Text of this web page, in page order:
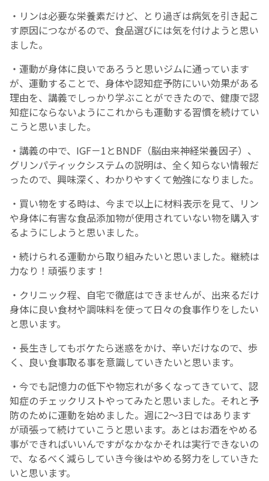
・リンは必要な栄養素だけど、とり過ぎは病気を引き起こ
す原因につながるので、食品選びには気を付けようと思い
ました。
・運動が身体に良いであろうと思いジムに通っています
が、運動することで、身体や認知症予防にいい効果がある
理由を、講義でしっかり学ぶことができたので、健康で認
知症にならないようにこれからも運動する習慣を続けてい
こうと思いました。
・講義の中で、IGF－1とBNDF（脳由来神経栄養因子）、
グリンパティックシステムの説明は、全く知らない情報だ
ったので、興味深く、わかりやすくて勉強になりました。
・買い物をする時は、今まで以上に材料表示を見て、リン
や身体に有害な食品添加物が使用されていない物を購入す
るようにしようと思いました。
・続けられる運動から取り組みたいと思いました。継続は
力なり！頑張ります！
・クリニック程、自宅で徹底はできませんが、出来るだけ
身体に良い食材や調味料を使って日々の食事作りをしたい
と思います。
・長生きしてもボケたら迷惑をかけ、辛いだけなので、歩
く、良い食事取る事を意識していきたいと思います。
・今でも記憶力の低下や物忘れが多くなってきていて、認
知症のチェックリストやってみたと思いました。それと予
防のために運動を始めました。週に2～3日ではあります
が頑張って続けていこうと思います。あとはお酒をやめる
事ができればいいんですがなかなかそれは実行できないの
で、なるべく減らしていき今後はやめる努力をしていきた
いと思います。